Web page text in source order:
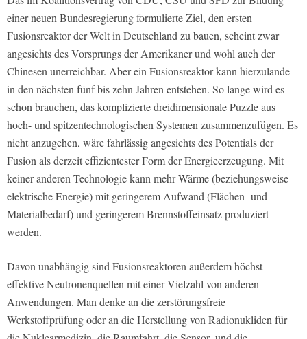
einer neuen Bundesregierung formulierte Ziel, den ersten
Fusionsreaktor der Welt in Deutschland zu bauen, scheint zwar
angesichts des Vorsprungs der Amerikaner und wohl auch der
Chinesen unerreichbar. Aber ein Fusionsreaktor kann hierzulande
in den nächsten fünf bis zehn Jahren entstehen. So lange wird es
schon brauchen, das komplizierte dreidimensionale Puzzle aus
hoch- und spitzentechnologischen Systemen zusammenzufügen. Es
nicht anzugehen, wäre fahrlässig angesichts des Potentials der
Fusion als derzeit effizientester Form der Energieerzeugung. Mit
keiner anderen Technologie kann mehr Wärme (beziehungsweise
elektrische Energie) mit geringerem Aufwand (Flächen- und
Materialbedarf) und geringerem Brennstoffeinsatz produziert
werden.
Davon unabhängig sind Fusionsreaktoren außerdem höchst
effektive Neutronenquellen mit einer Vielzahl von anderen
Anwendungen. Man denke an die zerstörungsfreie
Werkstoffprüfung oder an die Herstellung von Radionukliden für